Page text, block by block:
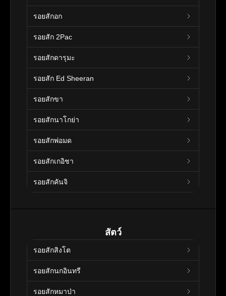
รอยสักอก
รอยสัก 2Pac
รอยสักดารุมะ
รอยสัก Ed Sheeran
รอยสักขา
รอยสักนาโกย่า
รอยสักพ่อมด
รอยสักเกอิชา
รอยสักคันจิ
สัตว์
รอยสักสิงโต
รอยสักนกอินทรี
รอยสักหมาป่า